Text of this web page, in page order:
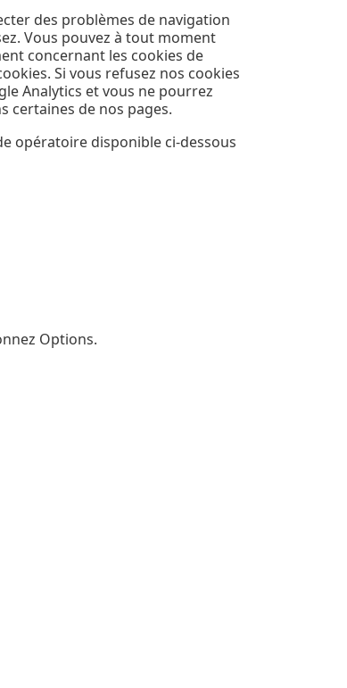
des problèmes de navigation
Vous pouvez à tout moment
concernant les cookies de
Si vous refusez nos cookies
Analytics et vous ne pourrez
certaines de nos pages.
opératoire disponible ci-dessous
Options.